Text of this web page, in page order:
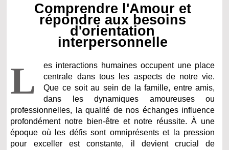
Comprendre l'Amour et
répondre aux besoins
d'orientation
interpersonnelle
L
es interactions humaines occupent une place
centrale dans tous les aspects de notre vie.
Que ce soit au sein de la famille, entre amis,
dans les dynamiques amoureuses ou
professionnelles, la qualité de nos échanges influence
profondément notre bien-être et notre réussite. À une
époque où les défis sont omniprésents et la pression
pour exceller est constante, il devient crucial de